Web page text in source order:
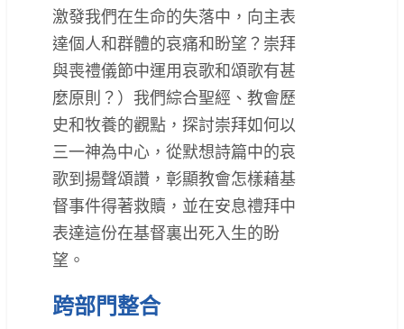
激發我們在生命的失落中，向主表
達個人和群體的哀痛和盼望？崇拜
與喪禮儀節中運用哀歌和頌歌有甚
麼原則？）我們綜合聖經、教會歷
史和牧養的觀點，探討崇拜如何以
三一神為中心，從默想詩篇中的哀
歌到揚聲頌讚，彰顯教會怎樣藉基
督事件得著救贖，並在安息禮拜中
表達這份在基督裏出死入生的盼
望。
跨部門整合